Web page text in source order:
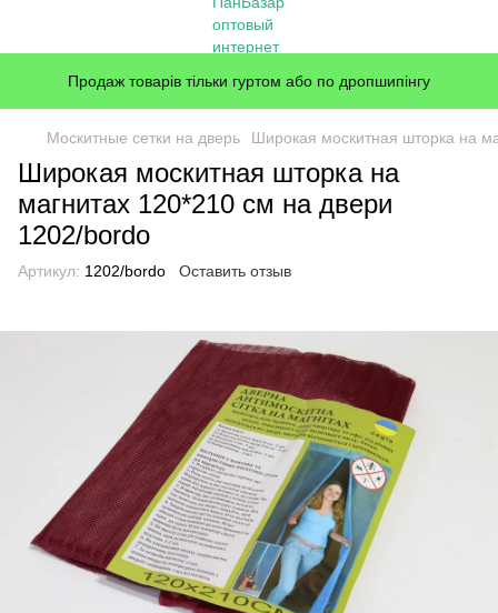
Продаж товарів тільки гуртом або по дропшипінгу
Москитные сетки на дверь Широкая москитная шторка на
Широкая москитная шторка на
магнитах 120*210 см на двери
1202/bordo
Артикул: 1202/bordo Оставить отзыв